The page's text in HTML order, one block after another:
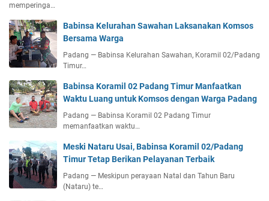
memperinga…
Babinsa Kelurahan Sawahan Laksanakan Komsos
Bersama Warga
Padang — Babinsa Kelurahan Sawahan, Koramil 02/Padang
Timur…
Babinsa Koramil 02 Padang Timur Manfaatkan
Waktu Luang untuk Komsos dengan Warga Padang
Padang — Babinsa Koramil 02 Padang Timur
memanfaatkan waktu…
Meski Nataru Usai, Babinsa Koramil 02/Padang
Timur Tetap Berikan Pelayanan Terbaik
Padang — Meskipun perayaan Natal dan Tahun Baru
(Nataru) te…